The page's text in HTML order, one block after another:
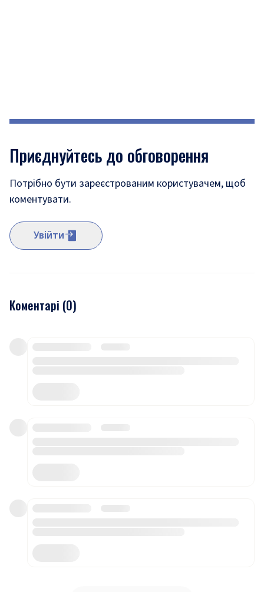
Приєднуйтесь до обговорення
Потрібно бути зареєстрованим користувачем, щоб
коментувати.
Увійти
Коментарі (0)